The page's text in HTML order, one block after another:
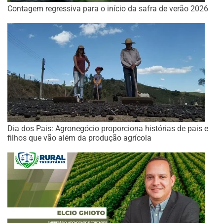
Contagem regressiva para o início da safra de verão 2026
Dia dos Pais: Agronegócio proporciona histórias de pais e
filhos que vão além da produção agrícola